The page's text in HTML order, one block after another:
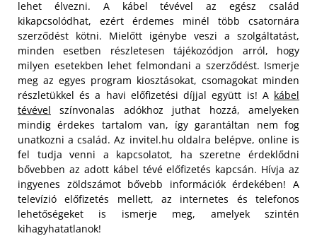
lehet élvezni. A kábel tévével az egész család
kikapcsolódhat, ezért érdemes minél több csatornára
szerződést kötni. Mielőtt igénybe veszi a szolgáltatást,
minden esetben részletesen tájékozódjon arról, hogy
milyen esetekben lehet felmondani a szerződést. Ismerje
meg az egyes program kiosztásokat, csomagokat minden
részletükkel és a havi előfizetési díjjal együtt is! A kábel
tévével színvonalas adókhoz juthat hozzá, amelyeken
mindig érdekes tartalom van, így garantáltan nem fog
unatkozni a család. Az invitel.hu oldalra belépve, online is
fel tudja venni a kapcsolatot, ha szeretne érdeklődni
bővebben az adott kábel tévé előfizetés kapcsán. Hívja az
ingyenes zöldszámot bővebb információk érdekében! A
televízió előfizetés mellett, az internetes és telefonos
lehetőségeket is ismerje meg, amelyek szintén
kihagyhatatlanok!